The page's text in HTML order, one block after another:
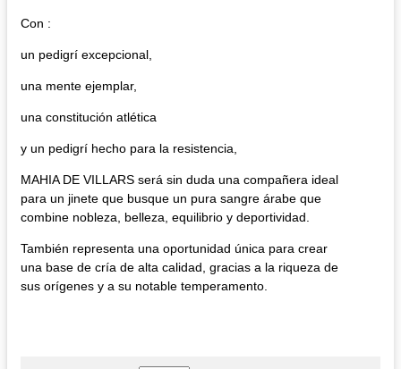
Con :
un pedigrí excepcional,
una mente ejemplar,
una constitución atlética
y un pedigrí hecho para la resistencia,
MAHIA DE VILLARS será sin duda una compañera ideal
para un jinete que busque un pura sangre árabe que
combine nobleza, belleza, equilibrio y deportividad.
También representa una oportunidad única para crear
una base de cría de alta calidad, gracias a la riqueza de
sus orígenes y a su notable temperamento.